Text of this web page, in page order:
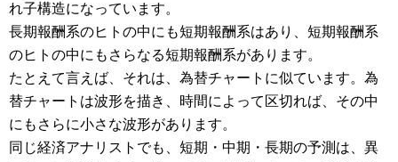
れ子構造になっています。
長期報酬系のヒトの中にも短期報酬系はあり、短期報酬系
のヒトの中にもさらなる短期報酬系があります。
たとえて言えば、それは、為替チャートに似ています。為
替チャートは波形を描き、時間によって区切れば、その中
にもさらに小さな波形があります。
同じ経済アナリストでも、短期・中期・長期の予測は、異